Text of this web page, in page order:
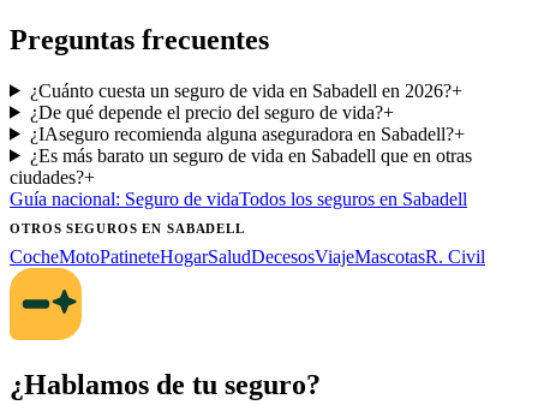
Preguntas frecuentes
¿Cuánto cuesta un seguro de vida en Sabadell en 2026?+
¿De qué depende el precio del seguro de vida?+
¿IAseguro recomienda alguna aseguradora en Sabadell?+
¿Es más barato un seguro de vida en Sabadell que en otras
ciudades?+
Guía nacional: Seguro de vidaTodos los seguros en Sabadell
OTROS SEGUROSEN SABADELL
CocheMotoPatineteHogarSaludDecesosViajeMascotasR. Civil
¿Hablamos de tu seguro?